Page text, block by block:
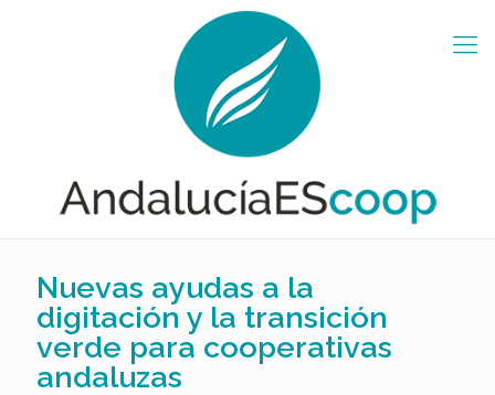
Nuevas ayudas a la
digitación y la transición
verde para cooperativas
andaluzas